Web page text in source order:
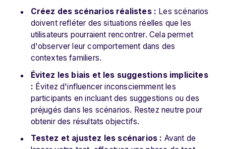
Créez des scénarios réalistes : Les scénarios
doivent refléter des situations réelles que les
utilisateurs pourraient rencontrer. Cela permet
d'observer leur comportement dans des
contextes familiers.
Évitez les biais et les suggestions implicites
: Évitez d'influencer inconsciemment les
participants en incluant des suggestions ou des
préjugés dans les scénarios. Restez neutre pour
obtenir des résultats objectifs.
Testez et ajustez les scénarios : Avant de